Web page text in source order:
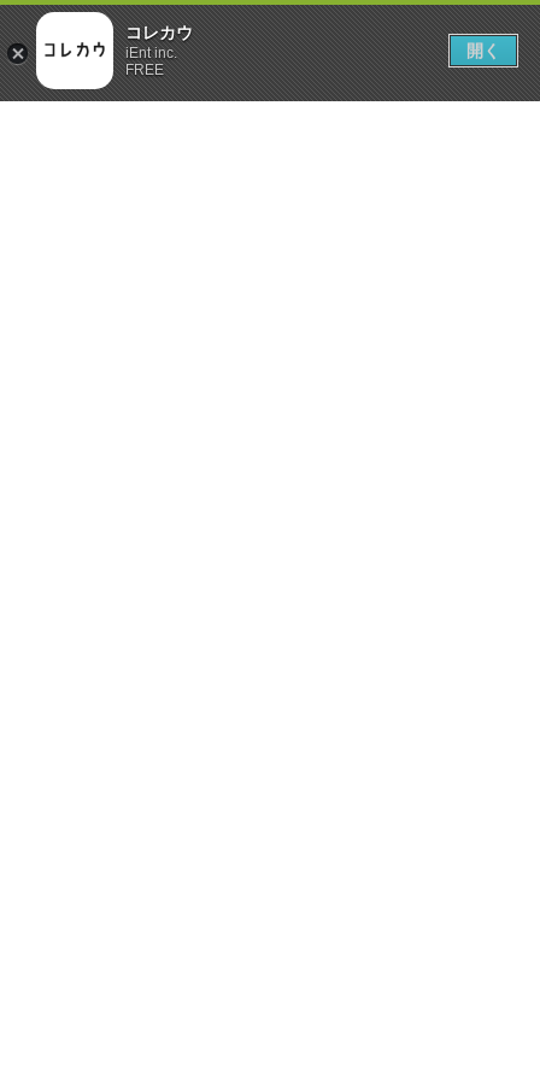
コレカウ
iEnt inc.
FREE
開く